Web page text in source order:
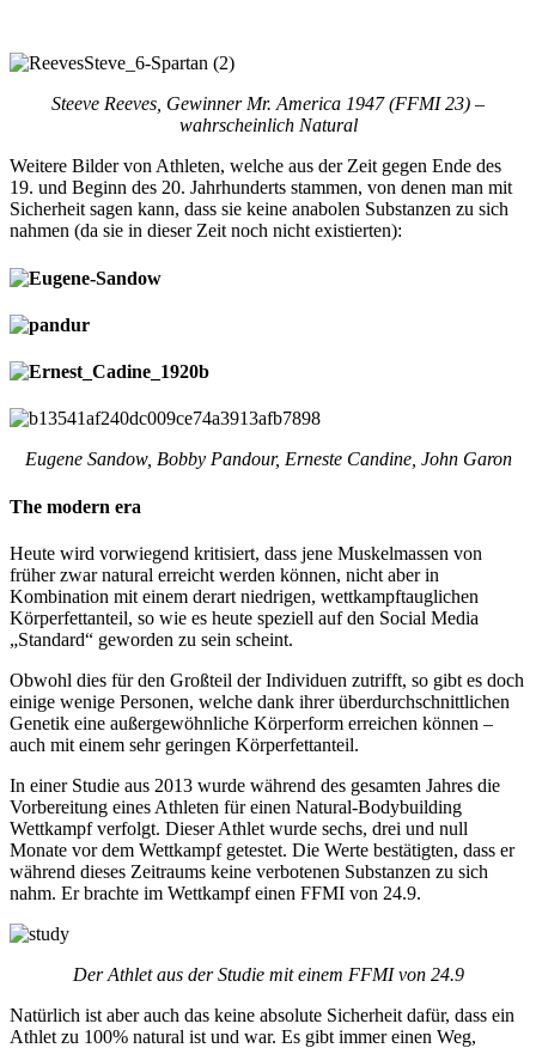
Steeve Reeves, Gewinner Mr. America 1947 (FFMI 23) –
wahrscheinlich Natural
Weitere Bilder von Athleten, welche aus der Zeit gegen Ende des
19. und Beginn des 20. Jahrhunderts stammen, von denen man mit
Sicherheit sagen kann, dass sie keine anabolen Substanzen zu sich
nahmen (da sie in dieser Zeit noch nicht existierten):
Eugene Sandow, Bobby Pandour, Erneste Candine, John Garon
The modern era
Heute wird vorwiegend kritisiert, dass jene Muskelmassen von
früher zwar natural erreicht werden können, nicht aber in
Kombination mit einem derart niedrigen, wettkampftauglichen
Körperfettanteil, so wie es heute speziell auf den Social Media
„Standard“ geworden zu sein scheint.
Obwohl dies für den Großteil der Individuen zutrifft, so gibt es doch
einige wenige Personen, welche dank ihrer überdurchschnittlichen
Genetik eine außergewöhnliche Körperform erreichen können –
auch mit einem sehr geringen Körperfettanteil.
In einer Studie aus 2013 wurde während des gesamten Jahres die
Vorbereitung eines Athleten für einen Natural-Bodybuilding
Wettkampf verfolgt. Dieser Athlet wurde sechs, drei und null
Monate vor dem Wettkampf getestet. Die Werte bestätigten, dass er
während dieses Zeitraums keine verbotenen Substanzen zu sich
nahm. Er brachte im Wettkampf einen FFMI von 24.9.
Der Athlet aus der Studie mit einem FFMI von 24.9
Natürlich ist aber auch das keine absolute Sicherheit dafür, dass ein
Athlet zu 100% natural ist und war. Es gibt immer einen Weg,